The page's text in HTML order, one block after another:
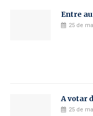
Entre
25 de
A votar
25 de